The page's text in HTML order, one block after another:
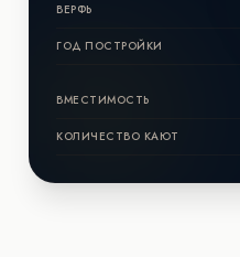
ВЕРФЬ
ГОД ПОСТРОЙКИ
ВМЕСТИМОСТЬ
КОЛИЧЕСТВО КАЮТ